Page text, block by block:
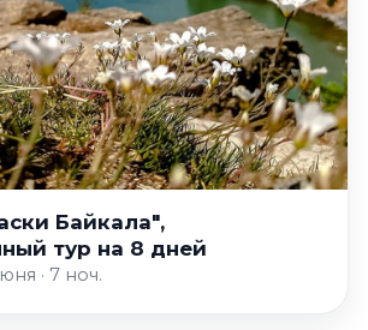
Байкала",
тур на 8 дней
· 7 ноч.